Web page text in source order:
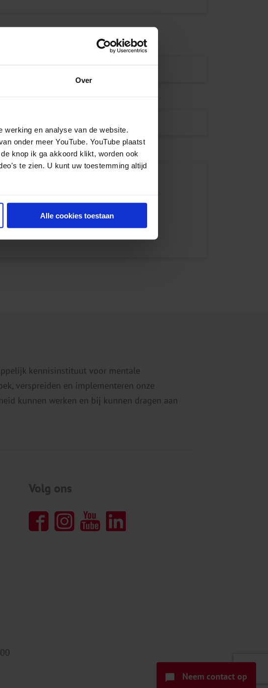
Over
werking en analyse van de website.
onder meer YouTube. YouTube plaatst
knop ik ga akkoord klikt, worden ook
te zien. U kunt uw toestemming altijd
Alle cookies toestaan
Neem contact op
kennisinstituut voor mentale
verspreiden en implementeren onze
kunnen werken en bij kunnen dragen aan
Volg ons